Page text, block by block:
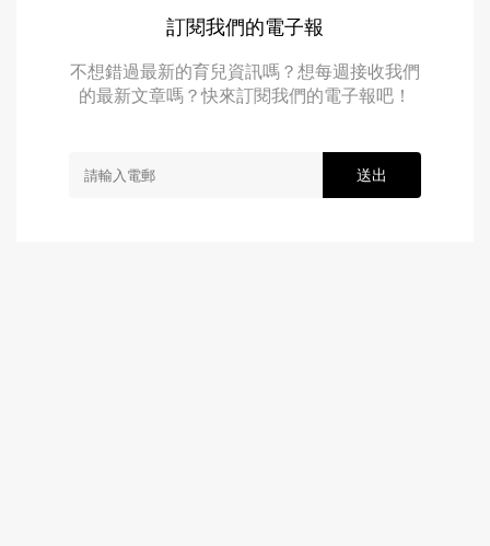
訂閱我們的電子報
不想錯過最新的育兒資訊嗎？想每週接收我們
的最新文章嗎？快來訂閱我們的電子報吧！
送出